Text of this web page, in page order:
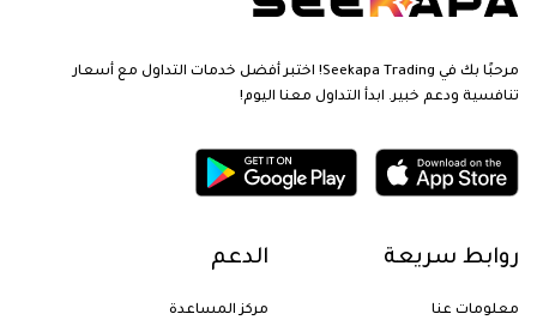
مرحبًا بك في Seekapa Trading! اختبر أفضل خدمات التداول مع أسعار
تنافسية ودعم خبير. ابدأ التداول معنا اليوم!
روابط سريعة
معلومات عنا
الدعم
مركز المساعدة